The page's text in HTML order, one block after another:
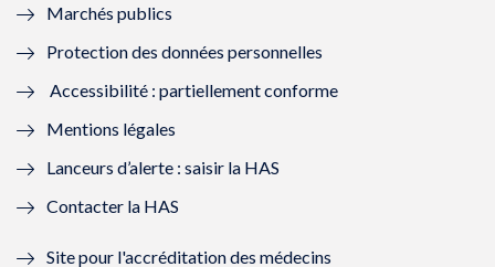
n
ê
t
r
e
)
n
ê
r
ê
t
e
ê
Marchés publics
Protection des données personnelles
Accessibilité : partiellement conforme
Mentions légales
Lanceurs d’alerte : saisir la HAS
Contacter la HAS
Site pour l'accréditation des médecins